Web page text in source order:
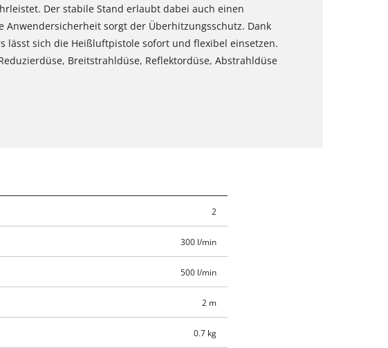
Der stabile Stand erlaubt dabei auch einen
Anwendersicherheit sorgt der Überhitzungsschutz. Dank
lässt sich die Heißluftpistole sofort und flexibel einsetzen.
Breitstrahldüse, Reflektordüse, Abstrahldüse
2
300 l/min
500 l/min
2 m
0.7 kg